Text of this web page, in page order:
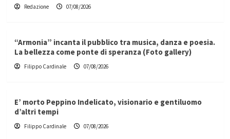
Redazione 07/08/2026
“Armonia” incanta il pubblico tra musica, danza e poesia.
La bellezza come ponte di speranza (Foto gallery)
Filippo Cardinale 07/08/2026
E’ morto Peppino Indelicato, visionario e gentiluomo
d’altri tempi
Filippo Cardinale 07/08/2026